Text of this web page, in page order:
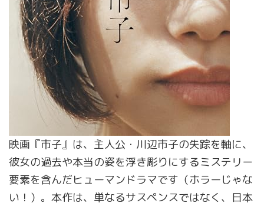
映画『市子』は、主人公・川辺市子の失踪を軸に、
彼女の過去や本当の姿を浮き彫りにするミステリー
要素を含んだヒューマンドラマです（ホラーじゃな
い！）。本作は、単なるサスペンスではなく、日本